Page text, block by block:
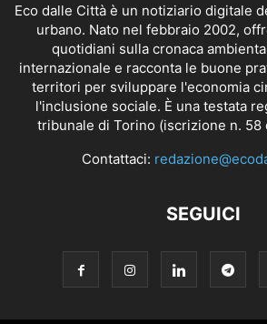
Eco dalle Città è un notiziario digitale
urbano. Nato nel febbraio 2002,
quotidiani sulla cronaca
internazionale e racconta le buone
territori per sviluppare l'economia
l'inclusione sociale. È una testata
tribunale di Torino (iscrizione n. 58
Contattaci:
SEGUICI